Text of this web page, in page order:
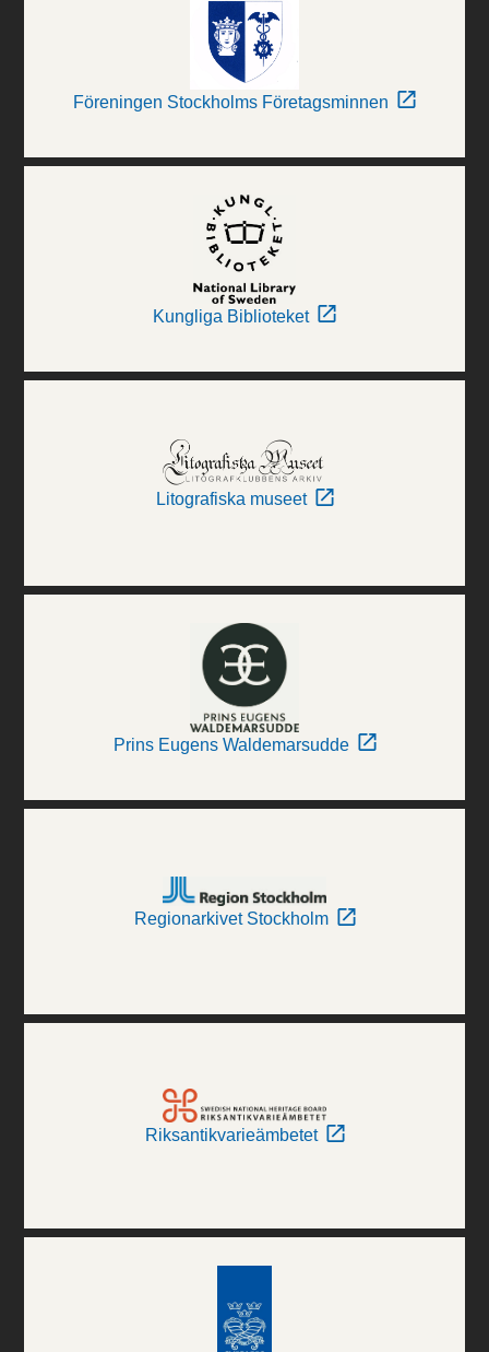
Föreningen Stockholms Företagsminnen
Kungliga Biblioteket
Litografiska museet
Prins Eugens Waldemarsudde
Regionarkivet Stockholm
Riksantikvarieämbetet